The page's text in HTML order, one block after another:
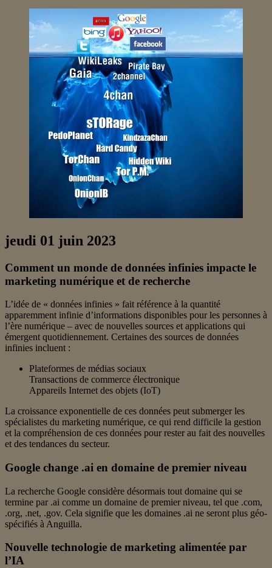
jeudi 01 juin 2023
Comment un monde de données infinies impacte le
marketing numérique et de recherche
L’idée de « données infinies » fait référence à la quantité
apparemment infinie d’informations disponibles pour les personnes à
l’ère numérique – avec de nouvelles sources et applications qui
émergent quotidiennement. Certaines des sources de données
infinies incluent :
Plateformes de médias sociaux
Transactions de commerce électronique
Appareils Internet des objets (IoT)
La croissance exponentielle de ces données peut submerger les
spécialistes du marketing numérique, ce qui rend difficile la gestion
et la compréhension de ces données pour rester au fait des nouvelles
et des tendances du secteur.
Google change .ai en domaine de premier niveau
La recherche Google considère désormais tout domaine qui se
termine par .ai comme un domaine de premier niveau, tel que .com,
.org, .net, .gov. Cela signifie que les domaines .ai ne seront plus géo-
spécifiés à Anguilla.
Nouvelle technologie de marketing alimentée par
l’IA